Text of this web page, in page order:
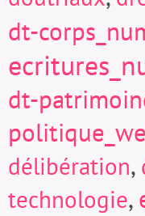
dt-
dt-
délibération,
technologie,